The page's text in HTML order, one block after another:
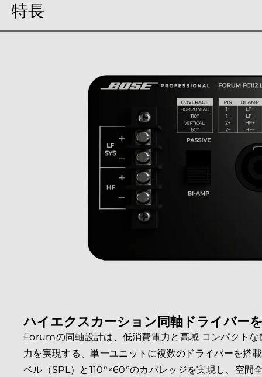
特長
ハイエクスカーション同軸ドライバー
Forumの同軸設計は、低消費電力と高域 コンパクト
力を実現する、単一ユニットに複数のドライバーを搭
ベル（SPL）と110°×60°のカバレッジを実現し、空間